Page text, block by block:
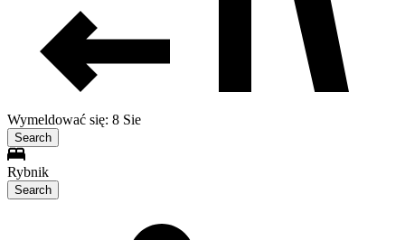
Wymeldować się: 8 Sie
Search
Rybnik
Search